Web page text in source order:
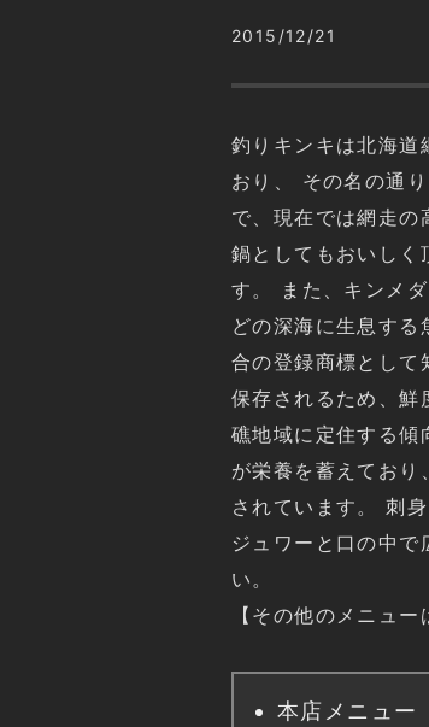
2015/12/21
釣りキンキは北海道
おり、 その名の通
で、現在では網走
鍋としてもおいしく
す。 また、キンメ
どの深海に生息す
合の登録商標として
保存されるため、鮮
礁地域に定住する傾
が栄養を蓄えてお
されています。 刺
ジュワーと口の中
い。
【その他のメニュー
本店メニュー